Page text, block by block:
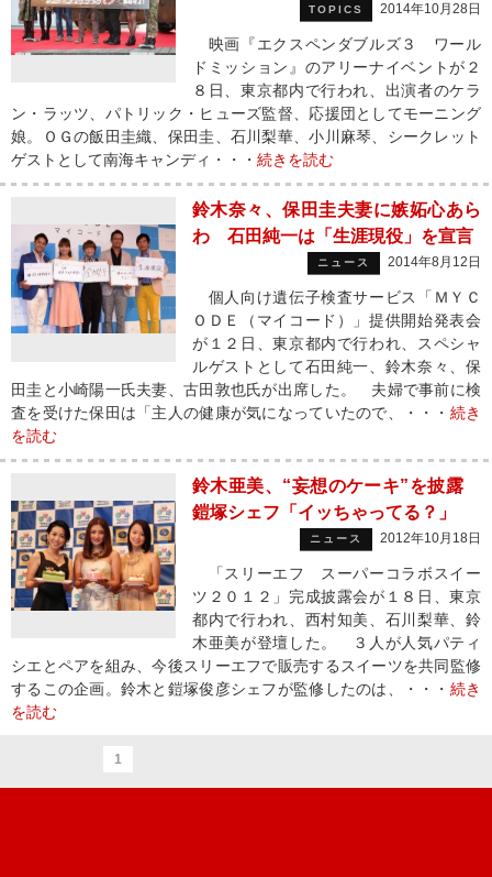
TOPICS 2014年10月28日
映画『エクスペンダブルズ３ ワール
ドミッション』のアリーナイベントが２
８日、東京都内で行われ、出演者のケラ
ン・ラッツ、パトリック・ヒューズ監督、応援団としてモーニング
娘。ＯＧの飯田圭織、保田圭、石川梨華、小川麻琴、シークレット
ゲストとして南海キャンディ・・・ 続きを読む
鈴木奈々、保田圭夫妻に嫉妬心あら
わ 石田純一は「生涯現役」を宣言
ニュース 2014年8月12日
個人向け遺伝子検査サービス「ＭＹＣ
ＯＤＥ（マイコード）」提供開始発表会
が１２日、東京都内で行われ、スペシャ
ルゲストとして石田純一、鈴木奈々、保
田圭と小崎陽一氏夫妻、古田敦也氏が出席した。 夫婦で事前に検
査を受けた保田は「主人の健康が気になっていたので、・・・ 続き
を読む
鈴木亜美、“妄想のケーキ”を披露
鎧塚シェフ「イッちゃってる？」
ニュース 2012年10月18日
「スリーエフ スーパーコラボスイー
ツ２０１２」完成披露会が１８日、東京
都内で行われ、西村知美、石川梨華、鈴
木亜美が登壇した。 ３人が人気パティ
シエとペアを組み、今後スリーエフで販売するスイーツを共同監修
するこの企画。鈴木と鎧塚俊彦シェフが監修したのは、・・・ 続き
を読む
1